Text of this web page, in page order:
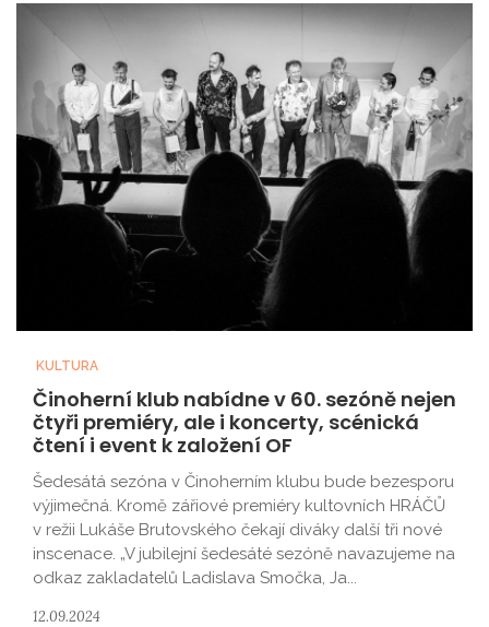
KULTURA
Činoherní klub nabídne v 60. sezóně nejen
čtyři premiéry, ale i koncerty, scénická
čtení i event k založení OF
Šedesátá sezóna v Činoherním klubu bude bezesporu
výjimečná. Kromě zářiové premiéry kultovních HRÁČŮ
v režii Lukáše Brutovského čekají diváky další tři nové
inscenace. „V jubilejní šedesáté sezóně navazujeme na
odkaz zakladatelů Ladislava Smočka, Ja...
12.09.2024